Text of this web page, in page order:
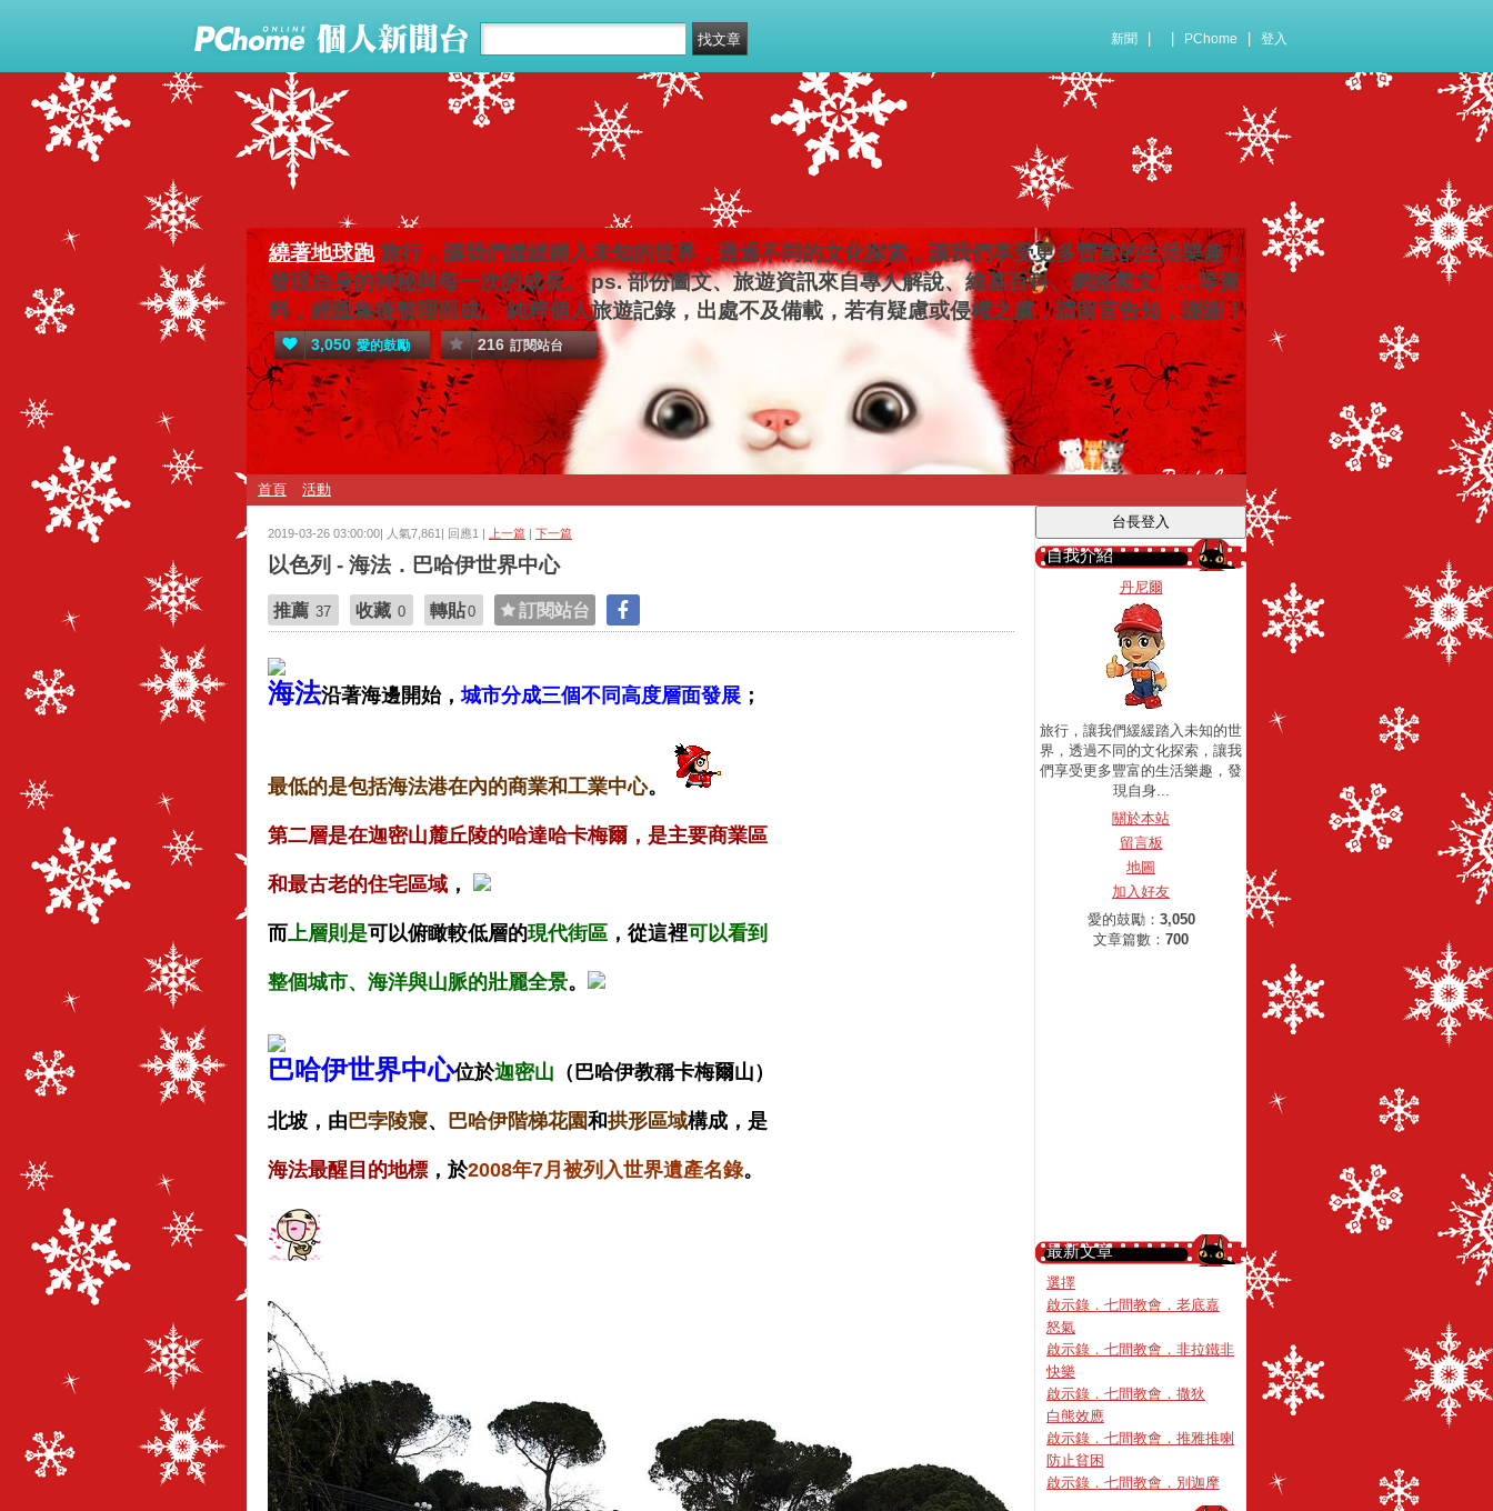
新聞 PChome 登入
繞著地球跑 旅行，讓我們緩緩踏入未知的世界，透過不同的文化探索，讓我們享受更多豐富的生活樂趣，
發現自身的神秘與每一次的成長。 ps. 部份圖文、旅遊資訊來自專人解說、維基百科、網路爬文、…等資
料，經匯集後整理而成。 純粹個人旅遊記錄，出處不及備載，若有疑慮或侵權之虞，請留言告知，謝謝！
3,050 愛的鼓勵 216 訂閱站台
首頁 活動
2019-03-26 03:00:00| 人氣7,861| 回應1 | 上一篇 | 下一篇
以色列 - 海法．巴哈伊世界中心
推薦 37 收藏 0 轉貼0 訂閱站台
海法沿著海邊開始，城市分成三個不同高度層面發展 ；
最低的是包括海法港在內的商業和工業中心。
第二層是在迦密山麓丘陵的哈達哈卡梅爾，是主要商業區
和最古老的住宅區域 ，
而上層則是可以俯瞰較低層的現代街區 ，從這裡可以看到
整個城市、海洋與山脈的壯麗全景。
巴哈伊世界中心位於迦密山 （巴哈伊教稱卡梅爾山）
北坡，由巴孛陵寢、 巴哈伊階梯花園和拱形區域構成，是
海法最醒目的地標 ，於2008年7月被列入世界遺產名錄。
自我介紹
丹尼爾
旅行，讓我們緩緩踏入未知的世
界，透過不同的文化探索，讓我
們享受更多豐富的生活樂趣，發
現自身...
關於本站
留言板
地圖
加入好友
愛的鼓勵： 3,050
文章篇數： 700
最新文章
選擇
啟示錄．七間教會．老底嘉
怒氣
啟示錄．七間教會．非拉鐵非
快樂
啟示錄．七間教會．撒狄
白熊效應
啟示錄．七間教會．推雅推喇
防止貧困
啟示錄．七間教會．別迦摩